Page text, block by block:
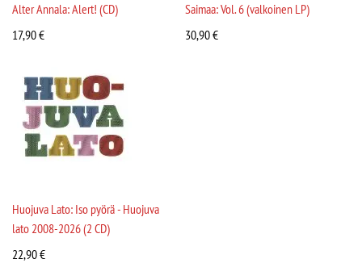
Alter Annala: Alert! (CD)
17,90€
Saimaa: Vol. 6 (valkoinen LP)
30,90€
Huojuva Lato: Iso pyörä - Huojuva
lato 2008-2026 (2 CD)
22,90€